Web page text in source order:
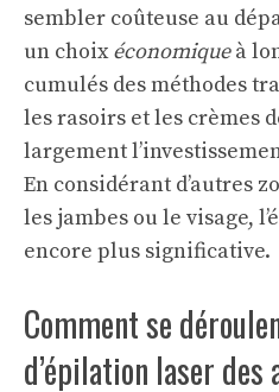
sembler coûteuse au
un choixéconomiqueà
cumulés des méthodes
les rasoirs et les crèmes
largement
En considérant d’autres
les jambes ou le visage,
encore plus significative.
Comment se
d’épilation laser des